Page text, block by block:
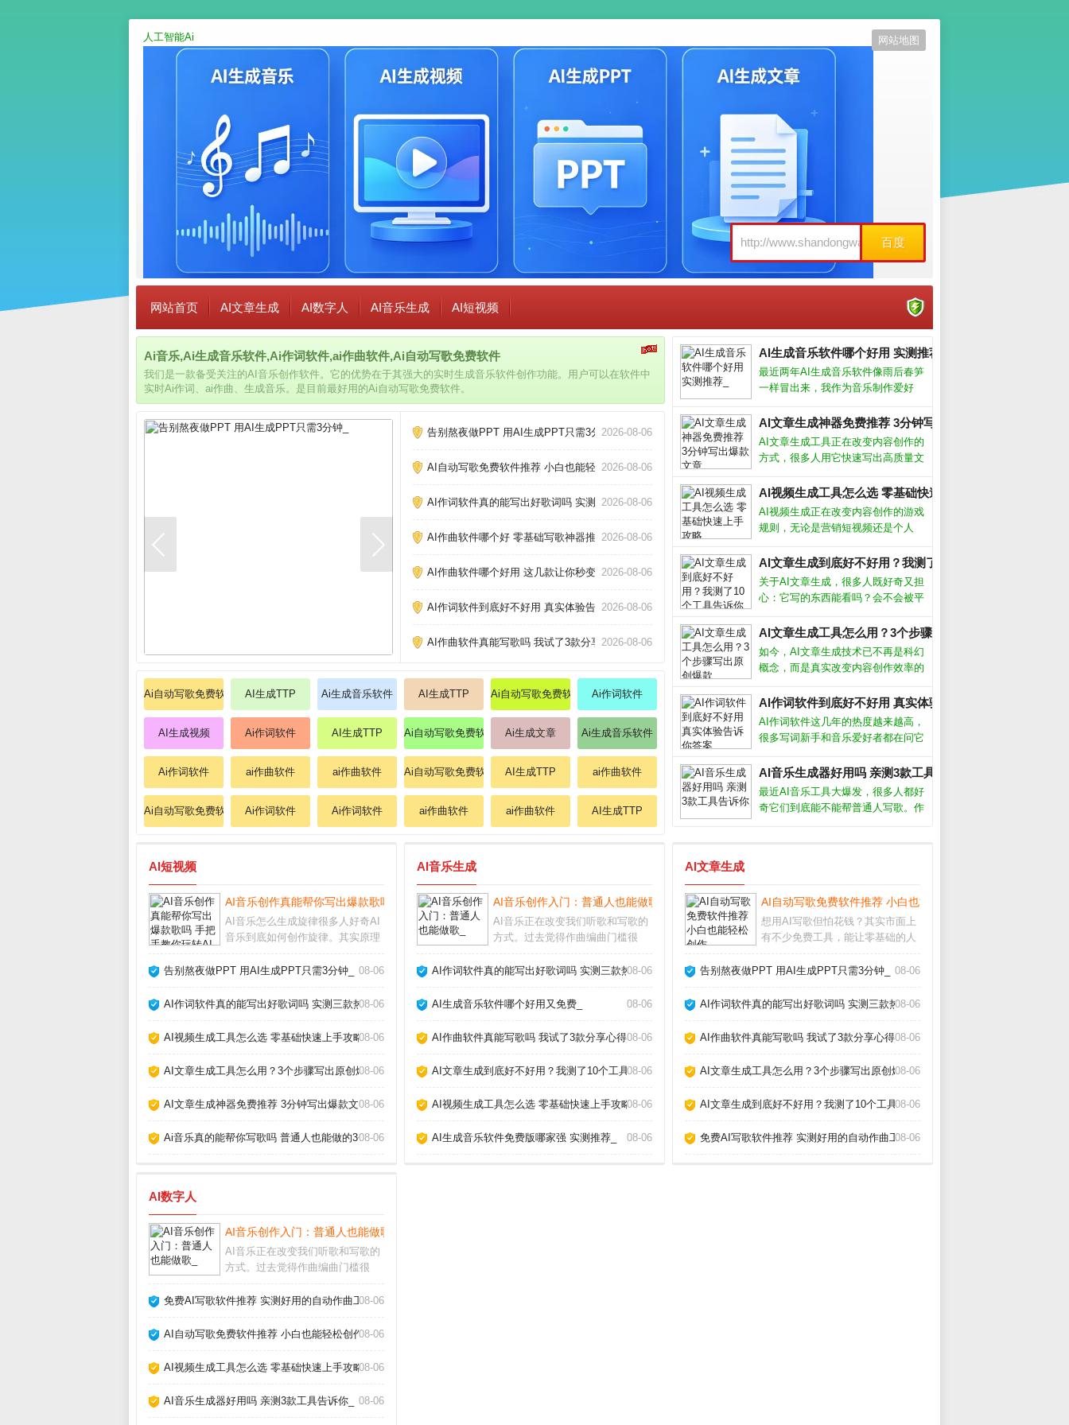
人工智能Ai
百度
网站地图
网站首页 AI文章生成 AI数字人 AI音乐生成 AI短视频
Ai音乐,Ai生成音乐软件,Ai作词软件,ai作曲软件,Ai自动写歌免费软件
我们是一款备受关注的AI音乐创作软件。它的优势在于其强大的实时生成音乐软件创作功能。用户可以在软件中
实时Ai作词、ai作曲、生成音乐。是目前最好用的Ai自动写歌免费软件。
告别熬夜做PPT 用AI生成PPT只需3分钟_2026-08-06
AI自动写歌免费软件推荐 小白也能轻松创作_
2026-08-06
AI作词软件真的能写出好歌词吗 实测三款热门工具告诉你答案_
2026-08-06
AI作曲软件哪个好 零基础写歌神器推荐_2026-08-06
AI作曲软件哪个好用 这几款让你秒变作曲家_
2026-08-06
AI作词软件到底好不好用 真实体验告诉你答案_
2026-08-06
AI作曲软件真能写歌吗 我试了3款分享心得_2026-08-06
Ai自动写歌免费软件 AI生成TTP Ai生成音乐软件 AI生成TTP Ai自动写歌免费软件 Ai作词软件
AI生成视频 Ai作词软件 AI生成TTP Ai自动写歌免费软件 Ai生成文章 Ai生成音乐软件
Ai作词软件 ai作曲软件 ai作曲软件 Ai自动写歌免费软件 AI生成TTP ai作曲软件
Ai自动写歌免费软件 Ai作词软件 Ai作词软件 ai作曲软件 ai作曲软件 AI生成TTP
AI生成音乐软件哪个好用 实测推荐_
最近两年AI生成音乐软件像雨后春笋
一样冒出来，我作为音乐制作爱好
遍。说实话，从最初的简单旋律生
成，到现在能产出接近专业编曲的完
整作品，进步速度让人惊叹。今天就
AI文章生成神器免费推荐 3分钟写出爆款文章_
AI文章生成工具正在改变内容创作的
方式，很多人用它快速写出高质量文
了半年多，从最初的怀疑到现在的依
赖，发现关键是把AI当成助手而非主
角。它能帮你突破灵感枯竭，但最终
AI视频生成工具怎么选 零基础快速上手攻略_
AI视频生成正在改变内容创作的游戏
规则，无论是营销短视频还是个人
量画面。作为长期使用各类AI工具的
创作者，我发现选对工具和方法，效
率能提升十倍以上。AI视频生成靠谱
AI文章生成到底好不好用？我测了10个工具告诉你真相_
关于AI文章生成，很多人既好奇又担
心：它写的东西能看吗？会不会被平
我实测了市面上主流工具，发现它并
非万能，但用对方法确实能大幅提升
写作效率。关键在于理解它的能力和
AI文章生成工具怎么用？3个步骤写出原创爆款_
如今，AI文章生成技术已不再是科幻
概念，而是真实改变内容创作效率的
来越多人开始借助AI写稿、润色、甚
至批量生产内容。但很多人仍困惑：
AI写出来的文章会不会太机械？如何
AI作词软件到底好不好用 真实体验告诉你答案_
AI作词软件这几年的热度越来越高，
很多写词新手和音乐爱好者都在问它
验来看，它确实能帮我们快速生成歌
词框架，但要想写出真正打动人心的
句子，还得靠人工打磨。AI作词软件
AI音乐生成器好用吗 亲测3款工具告诉你_
最近AI音乐工具大爆发，很多人都好
奇它们到底能不能帮普通人写歌。作
AI短视频
AI音乐创作真能帮你写出爆款歌吗 手把手教你玩转AI作歌_
AI音乐怎么生成旋律很多人好奇AI
音乐到底如何创作旋律。其实原理
曲的节奏、和弦走向和音高变化，
你只需输入风格关键词，比如“忧伤
告别熬夜做PPT 用AI生成PPT只需3分钟_ 08-06
AI作词软件真的能写出好歌词吗 实测三款热门工具告诉你答案_
08-06
AI视频生成工具怎么选 零基础快速上手攻略_08-06
AI文章生成工具怎么用？3个步骤写出原创爆款_
08-06
AI文章生成神器免费推荐 3分钟写出爆款文章_
08-06
Ai音乐真的能帮你写歌吗 普通人也能做的3个神器_
08-06
AI音乐生成
AI音乐创作入门：普通人也能做歌_
AI音乐正在改变我们听歌和写歌的
方式。过去觉得作曲编曲门槛很
不懂乐理也能快速生成完整的伴奏
让音乐创作变得人人可尝试。AI音
AI作词软件真的能写出好歌词吗 实测三款热门工具告诉你答案_
08-06
AI生成音乐软件哪个好用又免费_ 08-06
AI作曲软件真能写歌吗 我试了3款分享心得_08-06
AI文章生成到底好不好用？我测了10个工具告诉你真相_
08-06
AI视频生成工具怎么选 零基础快速上手攻略_08-06
AI生成音乐软件免费版哪家强 实测推荐_ 08-06
AI文章生成
AI自动写歌免费软件推荐 小白也能轻松创作_
想用AI写歌但怕花钱？其实市面上
有不少免费工具，能让零基础的人
实际使用体验出发，聊聊几款真正
绕过那些华而不实的坑。免费AI写
告别熬夜做PPT 用AI生成PPT只需3分钟_ 08-06
AI作词软件真的能写出好歌词吗 实测三款热门工具告诉你答案_
08-06
AI作曲软件真能写歌吗 我试了3款分享心得_08-06
AI文章生成工具怎么用？3个步骤写出原创爆款_
08-06
AI文章生成到底好不好用？我测了10个工具告诉你真相_
08-06
免费AI写歌软件推荐 实测好用的自动作曲工具_
08-06
AI数字人
AI音乐创作入门：普通人也能做歌_
AI音乐正在改变我们听歌和写歌的
方式。过去觉得作曲编曲门槛很
不懂乐理也能快速生成完整的伴奏
让音乐创作变得人人可尝试。AI音
免费AI写歌软件推荐 实测好用的自动作曲工具_
08-06
AI自动写歌免费软件推荐 小白也能轻松创作_08-06
AI视频生成工具怎么选 零基础快速上手攻略_08-06
AI音乐生成器好用吗 亲测3款工具告诉你_ 08-06